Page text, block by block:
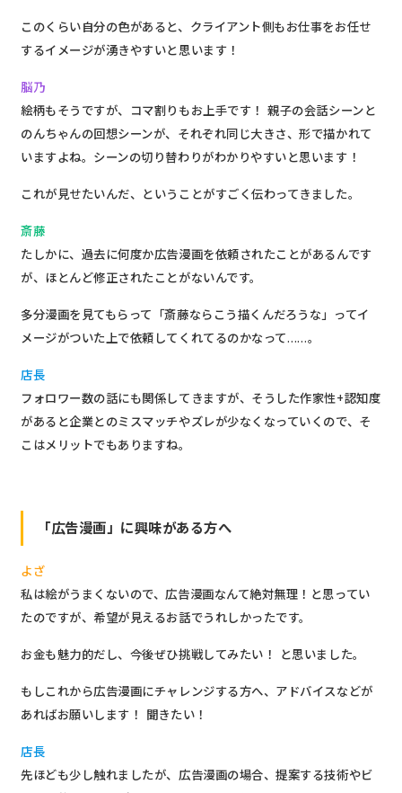
このくらい自分の色があると、クライアント側もお仕事をお任せ
するイメージが湧きやすいと思います！
脳乃
絵柄もそうですが、コマ割りもお上手です！ 親子の会話シーンと
のんちゃんの回想シーンが、それぞれ同じ大きさ、形で描かれて
いますよね。シーンの切り替わりがわかりやすいと思います！
これが見せたいんだ、ということがすごく伝わってきました。
斎藤
たしかに、過去に何度か広告漫画を依頼されたことがあるんです
が、ほとんど修正されたことがないんです。
多分漫画を見てもらって「斎藤ならこう描くんだろうな」ってイ
メージがついた上で依頼してくれてるのかなって……。
店長
フォロワー数の話にも関係してきますが、そうした作家性+認知度
があると企業とのミスマッチやズレが少なくなっていくので、そ
こはメリットでもありますね。
「広告漫画」に興味がある方へ
よざ
私は絵がうまくないので、広告漫画なんて絶対無理！と思ってい
たのですが、希望が見えるお話でうれしかったです。
お金も魅力的だし、今後ぜひ挑戦してみたい！ と思いました。
もしこれから広告漫画にチャレンジする方へ、アドバイスなどが
あればお願いします！ 聞きたい！
店長
先ほども少し触れましたが、広告漫画の場合、提案する技術やビ